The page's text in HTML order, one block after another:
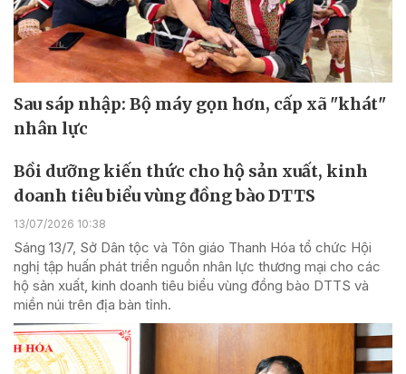
Sau sáp nhập: Bộ máy gọn hơn, cấp xã "khát"
nhân lực
Bồi dưỡng kiến thức cho hộ sản xuất, kinh
doanh tiêu biểu vùng đồng bào DTTS
13/07/2026 10:38
Sáng 13/7, Sở Dân tộc và Tôn giáo Thanh Hóa tổ chức Hội
nghị tập huấn phát triển nguồn nhân lực thương mại cho các
hộ sản xuất, kinh doanh tiêu biểu vùng đồng bào DTTS và
miền núi trên địa bàn tỉnh.